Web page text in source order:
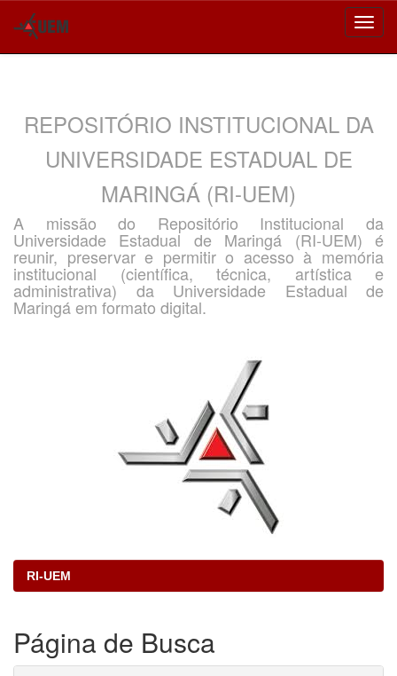
REPOSITÓRIO INSTITUCIONAL DA
UNIVERSIDADE ESTADUAL DE
MARINGÁ (RI-UEM)
A missão do Repositório Institucional da
Universidade Estadual de Maringá (RI-UEM) é
reunir, preservar e permitir o acesso à memória
institucional (científica, técnica, artística e
administrativa) da Universidade Estadual de
Maringá em formato digital.
RI-UEM
Página de Busca